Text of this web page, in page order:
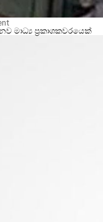
මාධ්‍ය ප්‍රකාශකවරයෙක්